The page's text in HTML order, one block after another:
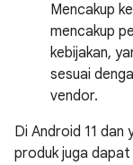
Mencakup
mencakup
kebijakan,
sesuai
vendor.
Di Android 11
produk juga